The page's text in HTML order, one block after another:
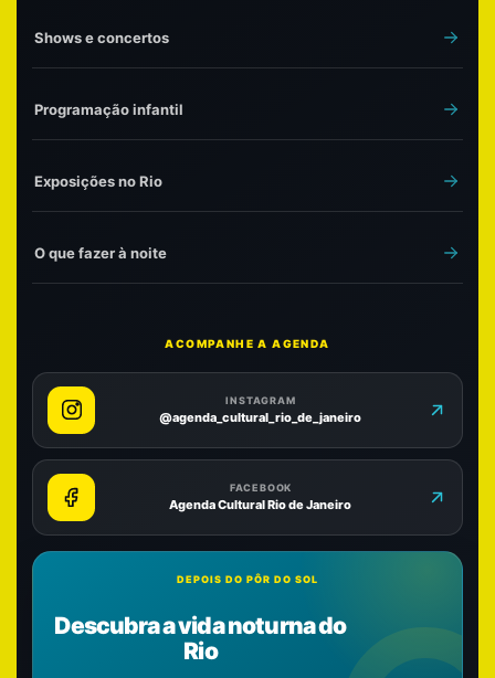
Shows e concertos
Programação infantil
Exposições no Rio
O que fazer à noite
ACOMPANHE A AGENDA
INSTAGRAM
@agenda_cultural_rio_de_janeiro
FACEBOOK
Agenda Cultural Rio de Janeiro
DEPOIS DO PÔR DO SOL
Descubra a vida noturna do
Rio